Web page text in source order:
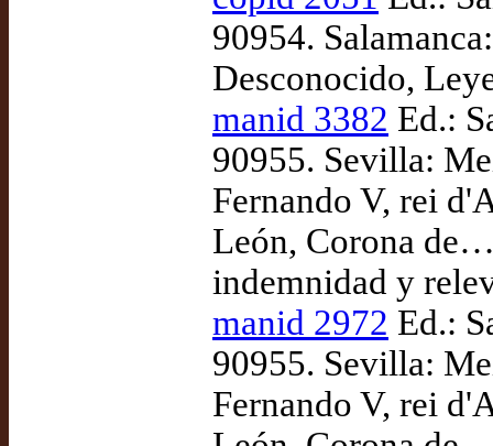
90954.
Desconocido,
manid 3382 Ed.:
90955. Sevilla:
Fernando V, rei
León, Corona
indemnidad y
manid 2972 Ed.:
90955. Sevilla:
Fernando V, rei